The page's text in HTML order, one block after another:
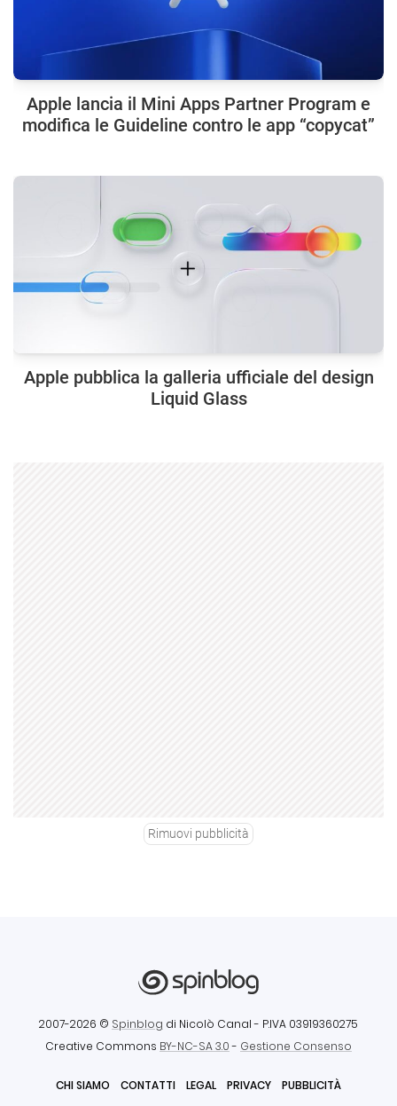
Apple lancia il Mini Apps Partner Program e
modifica le Guideline contro le app “copycat”
Apple pubblica la galleria ufficiale del design
Liquid Glass
Rimuovi pubblicità
2007-2026 © Spinblog di Nicolò Canal - P.IVA 03919360275
Creative Commons BY-NC-SA 3.0- Gestione Consenso
CHI SIAMO CONTATTI LEGAL PRIVACY PUBBLICITÀ